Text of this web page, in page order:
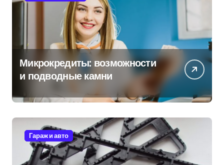
Микрокредиты: возможности
и подводные камни
Гараж и авто